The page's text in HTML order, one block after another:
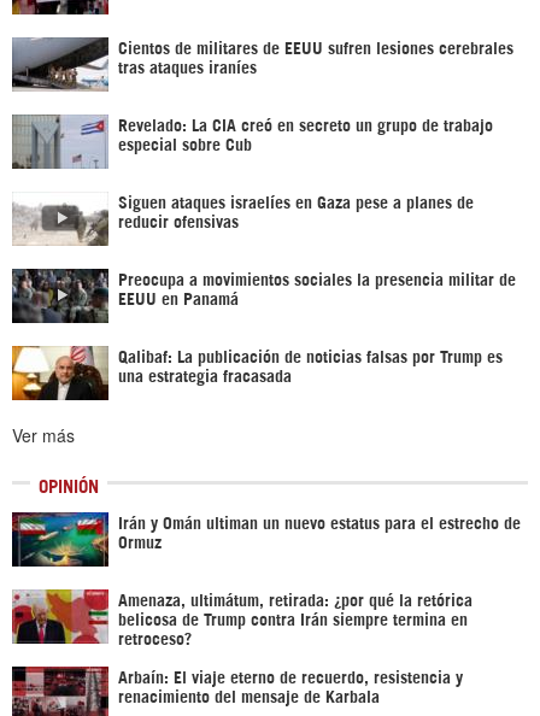
Cientos de militares de EEUU sufren lesiones cerebrales
tras ataques iraníes
Revelado: La CIA creó en secreto un grupo de trabajo
especial sobre Cub
Siguen ataques israelíes en Gaza pese a planes de
reducir ofensivas
Preocupa a movimientos sociales la presencia militar de
EEUU en Panamá
Qalibaf: La publicación de noticias falsas por Trump es
una estrategia fracasada
Ver más
OPINIÓN
Irán y Omán ultiman un nuevo estatus para el estrecho de
Ormuz
Amenaza, ultimátum, retirada: ¿por qué la retórica
belicosa de Trump contra Irán siempre termina en
retroceso?
Arbaín: El viaje eterno de recuerdo, resistencia y
renacimiento del mensaje de Karbala